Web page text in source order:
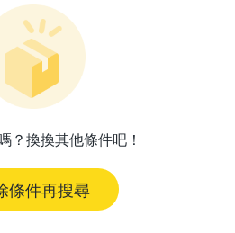
？換換其他條件吧！
條件再搜尋